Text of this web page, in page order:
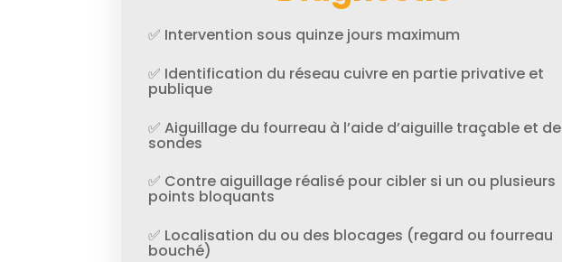
✅ Intervention sous quinze jours maximum
✅ Identification du réseau cuivre en partie privative et
publique
✅ Aiguillage du fourreau à l’aide d’aiguille traçable et de
sondes
✅ Contre aiguillage réalisé pour cibler si un ou plusieurs
points bloquants
✅ Localisation du ou des blocages (regard ou fourreau
bouché)